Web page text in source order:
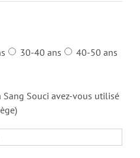
30-40 ans
40-50 ans
Souci avez-vous utilisé